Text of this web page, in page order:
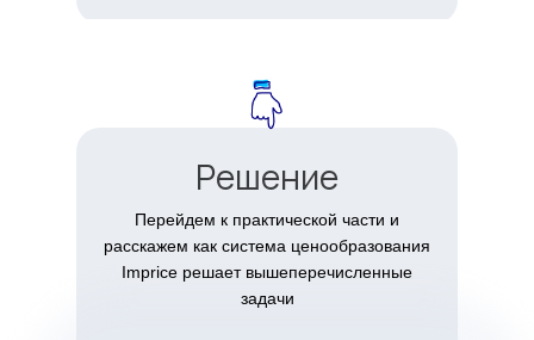
Решение
Перейдем к практической части и
расскажем как система ценообразования
Imprice решает вышеперечисленные
задачи